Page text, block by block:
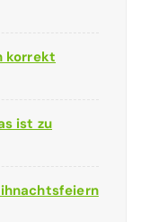
korrekt
ist zu